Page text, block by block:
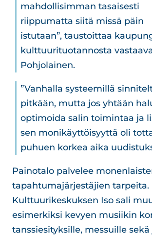
mahdollisimman tasaisesti
riippumatta siitä missä päin
istutaan”, taustoittaa
kulttuurituotannosta
Pohjolainen.
”Vanhalla systeemillä
pitkään, mutta jos yhtään
optimoida salin toimintaa ja
sen monikäyttöisyyttä oli
puhuen korkea aika
Painotalo palvelee
tapahtumajärjestäjien tarpeita.
Kulttuurikeskuksen Iso sali
esimerkiksi kevyen musiikin
tanssiesityksille, messuille